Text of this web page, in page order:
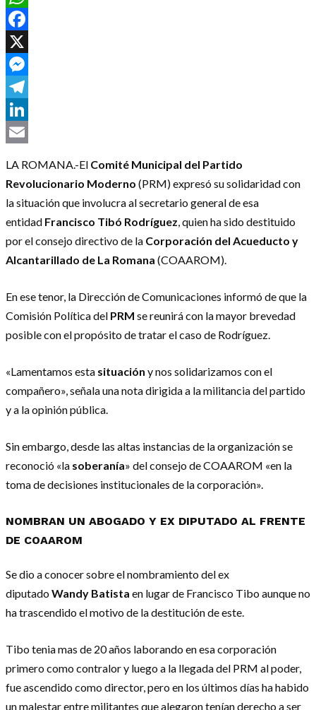
WhatsApp
Facebook
X
Messenger
Telegram
LinkedIn
LA ROMANA.-El Comité Municipal del Partido
Revolucionario Moderno (PRM) expresó su solidaridad con
la situación que involucra al secretario general de esa
entidad Francisco Tibó Rodríguez , quien ha sido destituido
por el consejo directivo de la Corporación del Acueducto y
Alcantarillado de La Romana (COAAROM).
En ese tenor, la Dirección de Comunicaciones informó de que la
Comisión Política del PRM se reunirá con la mayor brevedad
posible con el propósito de tratar el caso de Rodríguez.
«Lamentamos esta situación y nos solidarizamos con el
compañero», señala una nota dirigida a la militancia del partido
y a la opinión pública.
Sin embargo, desde las altas instancias de la organización se
reconoció «la soberanía» del consejo de COAAROM «en la
toma de decisiones institucionales de la corporación».
NOMBRAN UN ABOGADO Y EX DIPUTADO AL FRENTE
DE COAAROM
Se dio a conocer sobre el nombramiento del ex
diputadoWandy Batista en lugar de Francisco Tibo aunque no
ha trascendido el motivo de la destitución de este.
Tibo tenia mas de 20 años laborando en esa corporación
primero como contralor y luego a la llegada del PRM al poder,
fue ascendido como director, pero en los últimos días ha habido
un malestar entre militantes que alegaron tenían derecho a ser